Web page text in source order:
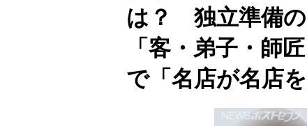
は？ 独立準備の
「客・弟子・師
で「名店が名店